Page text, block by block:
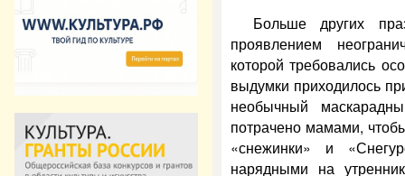
Больше других
проявлением
которой требовались
выдумки приходилось
необычный
потрачено мамами,
«снежинки» и
нарядными на